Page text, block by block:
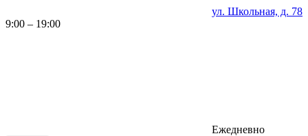
ул. Школьная, д. 78
9:00 – 19:00
Ежедневно